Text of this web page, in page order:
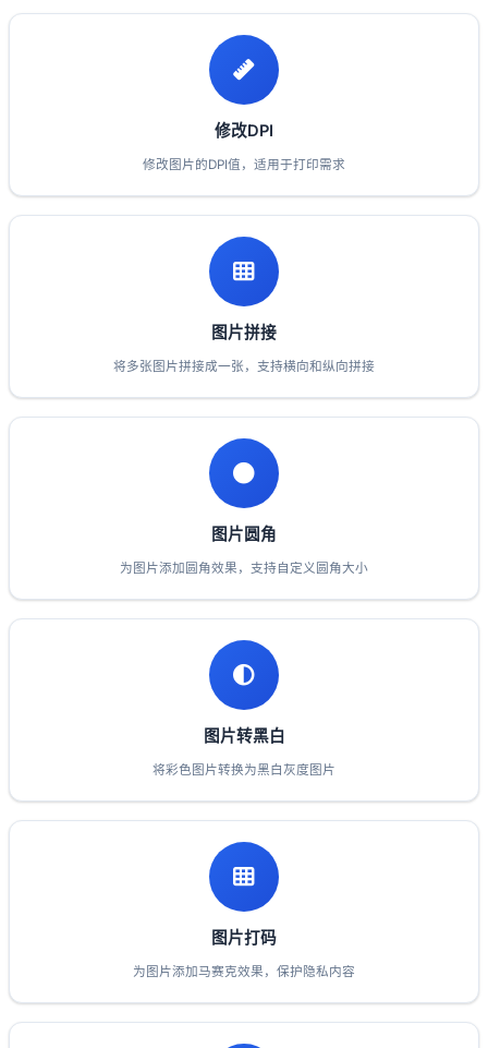
修改DPI
修改图片的DPI值，适用于打印需求
图片拼接
将多张图片拼接成一张，支持横向和纵向拼接
图片圆角
为图片添加圆角效果，支持自定义圆角大小
图片转黑白
将彩色图片转换为黑白灰度图片
图片打码
为图片添加马赛克效果，保护隐私内容